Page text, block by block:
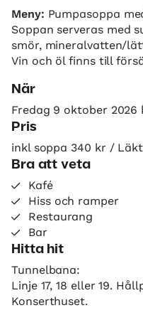
Meny: Pumpasoppa
Soppan serveras med
smör, mineralvatten/
Vin och öl finns till
När
Fredag 9 oktober 2026
Pris
inkl soppa 340 kr /
Bra att veta
Kafé
Hiss och ramper
Restaurang
Bar
Hitta hit
Tunnelbana:
Linje 17, 18 eller 19.
Konserthuset.